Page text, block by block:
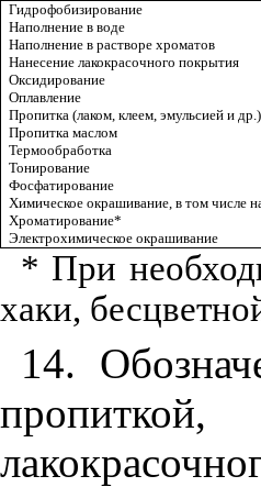
Гидрофобизирование
Наполнение в воде
Наполнение в растворе хроматов
Нанесение лакокрасочного покрытия
Оксидирование
Оплавление
Пропитка (лаком, клеем, эмульсией и др.)
Пропитка маслом
Термообработка
Тонирование
Фосфатирование
Химическое окрашивание, в том числе
Хроматирование*
Электрохимическое окрашивание
* При
хаки,
14.